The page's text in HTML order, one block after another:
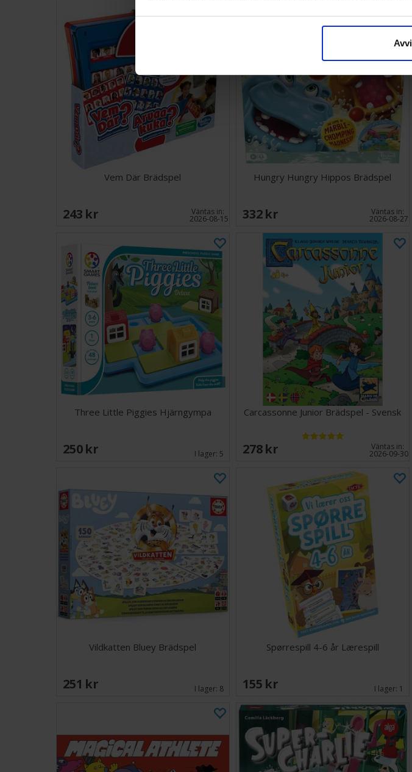
Vem Där Brädspel
243 SEK Väntas in:
2026-08-15
Hungry Hungry Hippos Brädspel
332 SEK Väntas in:
2026-08-27
Three Little Piggies Hjärngympa
250 SEK I lager: 5
Carcassonne Junior Brädspel - Svensk
278 SEK Väntas in:
2026-09-30
Vildkatten Bluey Brädspel
251 SEK I lager: 8
Spørrespill 4-6 år Lærespill
155 SEK I lager: 1